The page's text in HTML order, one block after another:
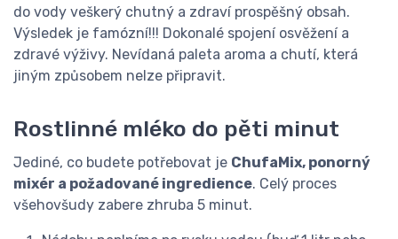
do vody veškerý chutný a zdraví prospěšný obsah.
Výsledek je famózní!!! Dokonalé spojení osvěžení a
zdravé výživy. Nevídaná paleta aroma a chutí, která
jiným způsobem nelze připravit.
Rostlinné mléko do pěti minut
Jediné, co budete potřebovat je ChufaMix, ponorný
mixér a požadované ingredience. Celý proces
všehovšudy zabere zhruba 5 minut.